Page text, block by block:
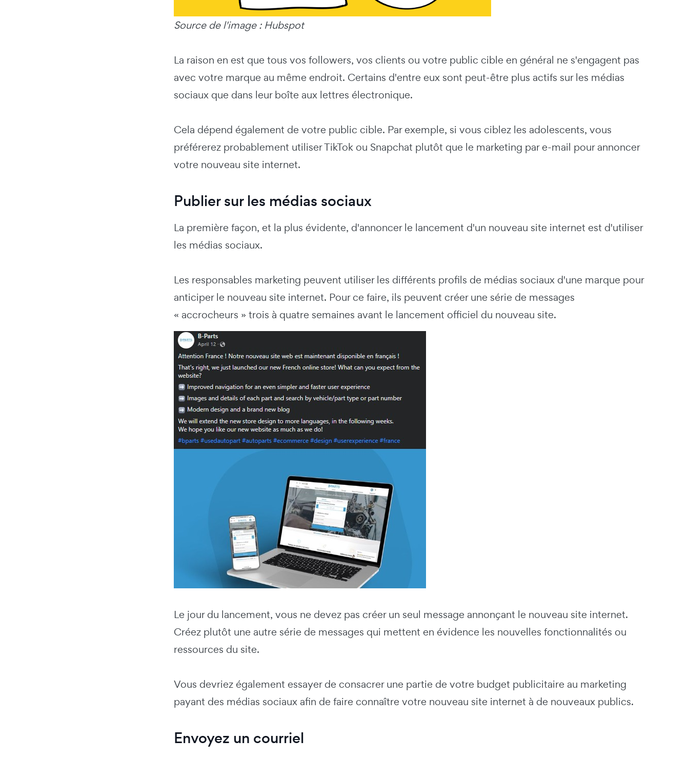
Source de l'image : Hubspot
La raison en est que tous vos followers, vos clients ou votre public cible en général ne s'engagent pas
avec votre marque au même endroit. Certains d'entre eux sont peut-être plus actifs sur les médias
sociaux que dans leur boîte aux lettres électronique.
Cela dépend également de votre public cible. Par exemple, si vous ciblez les adolescents, vous
préférerez probablement utiliser TikTok ou Snapchat plutôt que le marketing par e-mail pour annoncer
votre nouveau site internet.
Publier sur les médias sociaux
La première façon, et la plus évidente, d'annoncer le lancement d'un nouveau site internet est d'utiliser
les médias sociaux.
Les responsables marketing peuvent utiliser les différents profils de médias sociaux d'une marque pour
anticiper le nouveau site internet. Pour ce faire, ils peuvent créer une série de messages
« accrocheurs » trois à quatre semaines avant le lancement officiel du nouveau site.
Le jour du lancement, vous ne devez pas créer un seul message annonçant le nouveau site internet.
Créez plutôt une autre série de messages qui mettent en évidence les nouvelles fonctionnalités ou
ressources du site.
Vous devriez également essayer de consacrer une partie de votre budget publicitaire au marketing
payant des médias sociaux afin de faire connaître votre nouveau site internet à de nouveaux publics.
Envoyez un courriel